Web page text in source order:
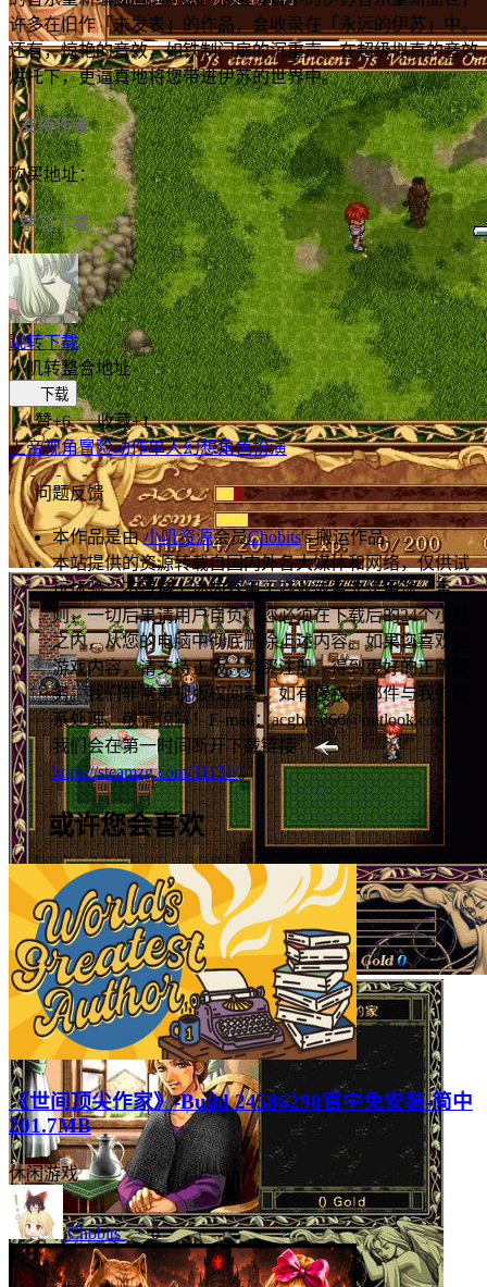
许多在旧作「未发表」的作品，会收录在「永远的伊苏」中。
还有，惊艳的音效，如铁制门扉的沉重声，在超级拟真的音效
烘托下，更逼真地将您带进伊苏的世界中。
支持作者
购买地址：
学习下载
跳转下载
小叽转整合地址
下载
赞+6 收藏+1
上帝视角冒险动作单人幻想角色扮演
问题反馈
本作品是由小叽资源会员Chobits's 搬运作品.
本站提供的资源转载自国内外各大媒体和网络，仅供试
玩体验；不得将上述内容用于商业或者非法用途，否
则，一切后果请用户自负。您必须在下载后的24个小时
之内，从您的电脑中彻底删除上述内容。如果您喜欢该
游戏内容，请支持正版，购买注册，得到更好的正版服
务。我们非常重视版权问题，如有侵权请邮件与我们联
系处理。敬请谅解！E-mail：acgbns666@outlook.com，
我们会在第一时间断开下载链接
https://steamzg.com/31131/。
或许您会喜欢
《世间顶尖作家》-Build 24586298官中免安装-简中
201.7MB
休闲游戏
Chobits 0